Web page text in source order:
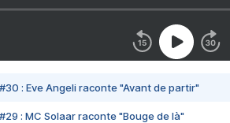
#30 : Eve Angeli raconte "Avant de partir"
#29 : MC Solaar raconte "Bouge de là"